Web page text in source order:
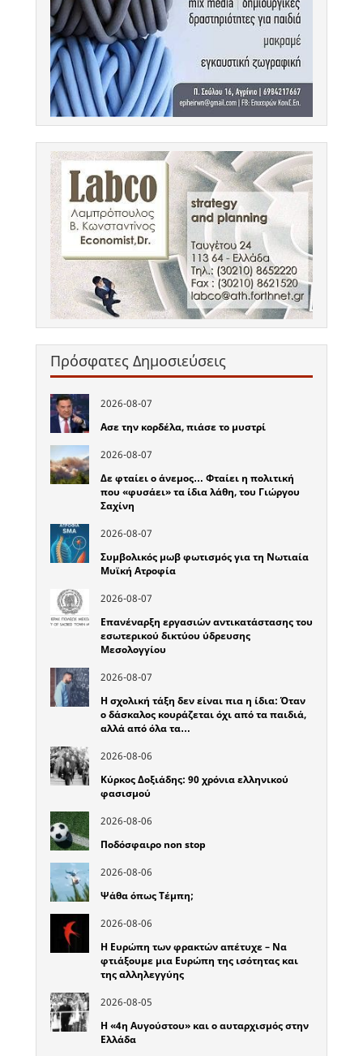
Πρόσφατες Δημοσιεύσεις
2026-08-07
Ασε την κορδέλα, πιάσε το μυστρί
2026-08-07
Δε φταίει ο άνεμος… Φταίει η πολιτική
που «φυσάει» τα ίδια λάθη, του Γιώργου
Σαχίνη
2026-08-07
Συμβολικός μωβ φωτισμός για τη Νωτιαία
Μυϊκή Ατροφία
2026-08-07
Επανέναρξη εργασιών αντικατάστασης του
εσωτερικού δικτύου ύδρευσης
Μεσολογγίου
2026-08-07
Η σχολική τάξη δεν είναι πια η ίδια: Όταν
ο δάσκαλος κουράζεται όχι από τα παιδιά,
αλλά από όλα τα…
2026-08-06
Κύρκος Δοξιάδης: 90 χρόνια ελληνικού
φασισμού
2026-08-06
Ποδόσφαιρο non stop
2026-08-06
Ψάθα όπως Τέμπη;
2026-08-06
Η Ευρώπη των φρακτών απέτυχε – Να
φτιάξουμε μια Ευρώπη της ισότητας και
της αλληλεγγύης
2026-08-05
Η «4η Αυγούστου» και ο αυταρχισμός στην
Ελλάδα